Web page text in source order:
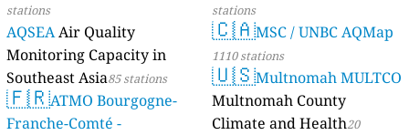
stations
AQSEAAir Quality
Monitoring Capacity in
Southeast Asia85 stations
🇫🇷ATMO Bourgogne-
Franche-Comté -
stations
🇨🇦MSC / UNBC AQMap
1110 stations
🇺🇸Multnomah MULTCO
Multnomah County
Climate and Health20